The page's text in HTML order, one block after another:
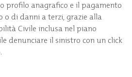
profilo anagrafico e il pagamento
o di danni a terzi, grazie alla
Civile inclusa nel piano
denunciare il sinistro con un click